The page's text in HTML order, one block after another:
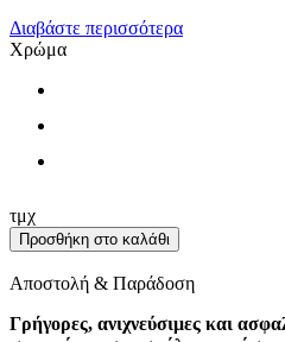
Διαβάστε περισσότερα
Χρώμα
τμχΤοξότες
Μεταλλικό
Σκάκι
28x28
γαλάζια/
Προσθήκη στο καλάθι
Αποστολή & Παράδοση
Γρήγορες, ανιχνεύσιμες και